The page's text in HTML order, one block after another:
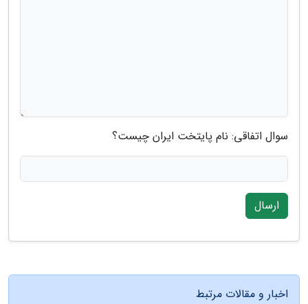
سوال اتفاقی: نام پایتخت ایران چیست؟
ارسال
اخبار و مقالات مرتبط